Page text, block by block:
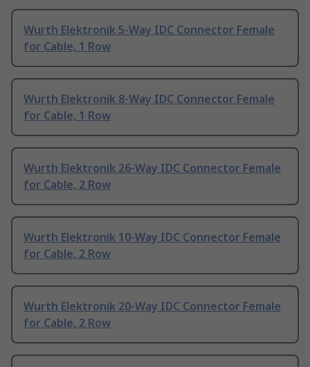
Wurth Elektronik 5-Way IDC Connector Female
for Cable, 1 Row
Wurth Elektronik 8-Way IDC Connector Female
for Cable, 1 Row
Wurth Elektronik 26-Way IDC Connector Female
for Cable, 2 Row
Wurth Elektronik 10-Way IDC Connector Female
for Cable, 2 Row
Wurth Elektronik 20-Way IDC Connector Female
for Cable, 2 Row